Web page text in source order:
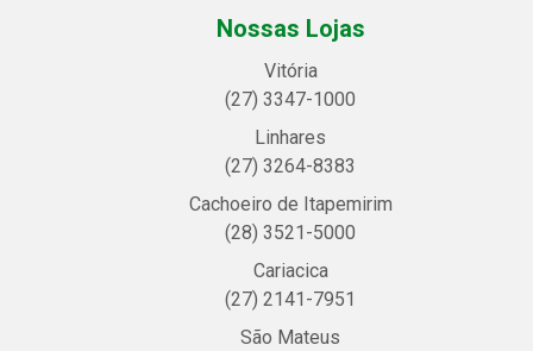
Nossas Lojas
Vitória
(27) 3347-1000
Linhares
(27) 3264-8383
Cachoeiro de Itapemirim
(28) 3521-5000
Cariacica
(27) 2141-7951
São Mateus